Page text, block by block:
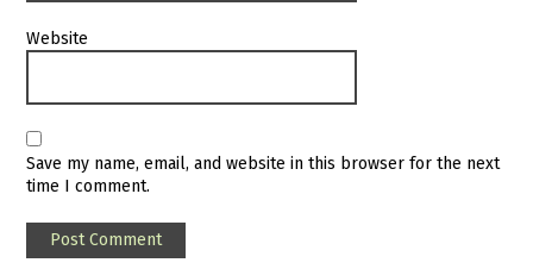
Website
Save my name, email, and website in this browser for the next
time I comment.